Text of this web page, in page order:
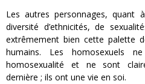
Les autres personnages, quant
diversité d’ethnicités, de
extrêmement bien cette palette
humains. Les homosexuels
homosexualité et ne sont
dernière ; ils ont une vie en soi.